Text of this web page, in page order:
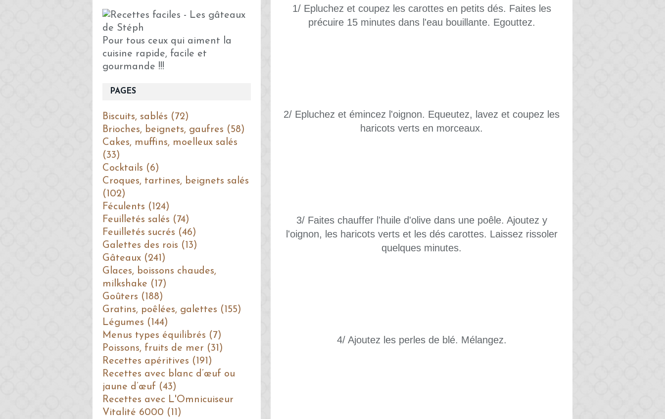
1/ Epluchez et coupez les carottes en petits dés. Faites les
précuire 15 minutes dans l'eau bouillante. Egouttez.
2/ Epluchez et émincez l'oignon. Equeutez, lavez et coupez les
haricots verts en morceaux.
3/ Faites chauffer l'huile d'olive dans une poêle. Ajoutez y
l'oignon, les haricots verts et les dés carottes. Laissez rissoler
quelques minutes.
4/ Ajoutez les perles de blé. Mélangez.
Pour tous ceux qui aiment la
cuisine rapide, facile et
gourmande !!!
PAGES
Biscuits, sablés (72)
Brioches, beignets, gaufres (58)
Cakes, muffins, moelleux salés
(33)
Cocktails (6)
Croques, tartines, beignets salés
(102)
Féculents (124)
Feuilletés salés (74)
Feuilletés sucrés (46)
Galettes des rois (13)
Gâteaux (241)
Glaces, boissons chaudes,
milkshake (17)
Goûters (188)
Gratins, poêlées, galettes (155)
Légumes (144)
Menus types équilibrés (7)
Poissons, fruits de mer (31)
Recettes apéritives (191)
Recettes avec blanc d’œuf ou
jaune d’œuf (43)
Recettes avec L'Omnicuiseur
Vitalité 6000 (11)